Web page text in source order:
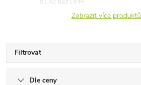
91 Kč bez DPH
Zobrazit více produktů
Filtrovat
Dle ceny